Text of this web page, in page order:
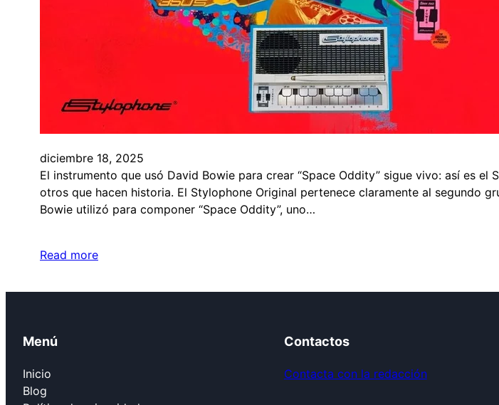
diciembre 18, 2025
El instrumento que usó David Bowie para crear “Space Oddity” sigue vivo: así es
otros que hacen historia. El Stylophone Original pertenece claramente al segundo
Bowie utilizó para componer “Space Oddity”, uno…
Read more
Menú
Inicio
Blog
Contactos
Contacta con la redacción